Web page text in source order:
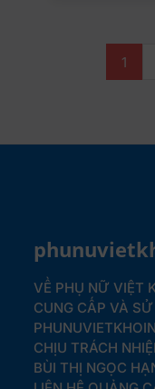
1
VỀ PHỤ NỮ VIỆT
CUNG CẤP VÀ
CHỊU TRÁCH
BÙI THỊ NGỌC